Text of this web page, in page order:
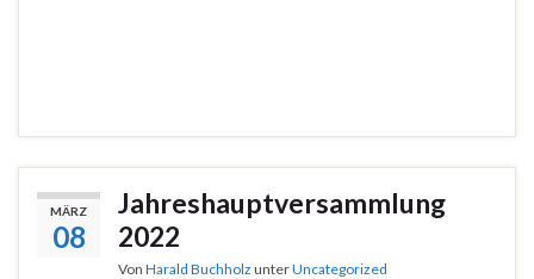
MÄRZ
08
Jahreshauptversammlung
2022
Von Harald Buchholz unterUncategorized